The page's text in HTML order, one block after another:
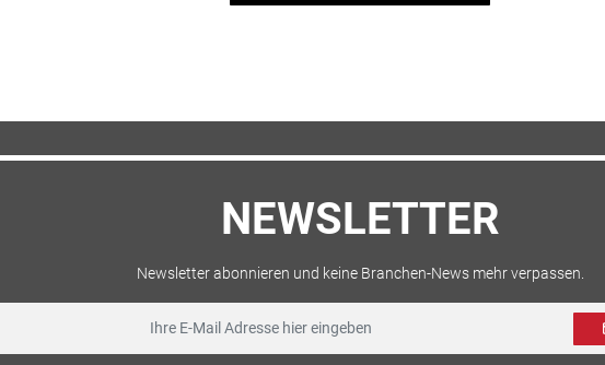
NEWSLETTER
Newsletter abonnieren und keine Branchen-News mehr verpassen.